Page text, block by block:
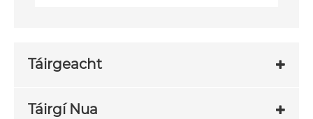
Táirgeacht
Táirgí Nua